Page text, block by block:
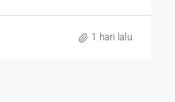
1 hari lalu